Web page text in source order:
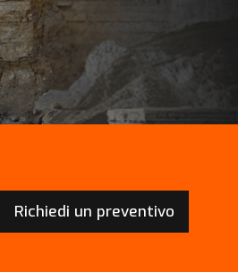
Richiedi un preventivo